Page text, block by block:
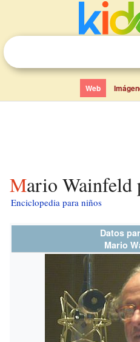
Web
Mario
Enciclopedia para niños
Datos
Mario